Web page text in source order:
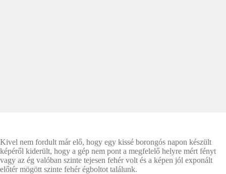
Kivel nem fordult már elő, hogy egy kissé borongós napon készült
képéről kiderült, hogy a gép nem pont a megfelelő helyre mért fényt
vagy az ég valóban szinte tejesen fehér volt és a képen jól exponált
előtér mögött szinte fehér égboltot találunk.